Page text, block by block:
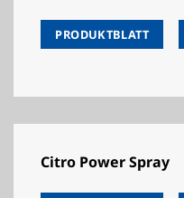
PRODUKTBLATT
Citro Power Spray